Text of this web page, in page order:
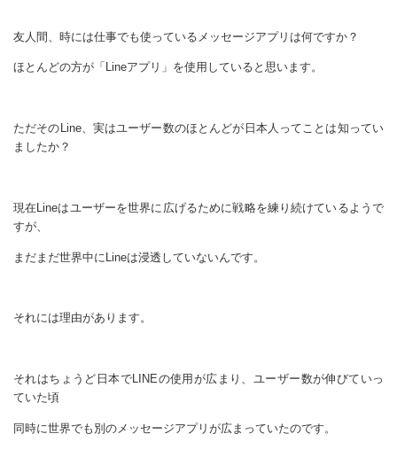
友人間、時には仕事でも使っているメッセージアプリは何ですか？
ほとんどの方が「Lineアプリ」を使用していると思います。
ただそのLine、実はユーザー数のほとんどが日本人ってことは知ってい
ましたか？
現在Lineはユーザーを世界に広げるために戦略を練り続けているようで
すが、
まだまだ世界中にLineは浸透していないんです。
それには理由があります。
それはちょうど日本でLINEの使用が広まり、ユーザー数が伸びていっ
ていた頃
同時に世界でも別のメッセージアプリが広まっていたのです。